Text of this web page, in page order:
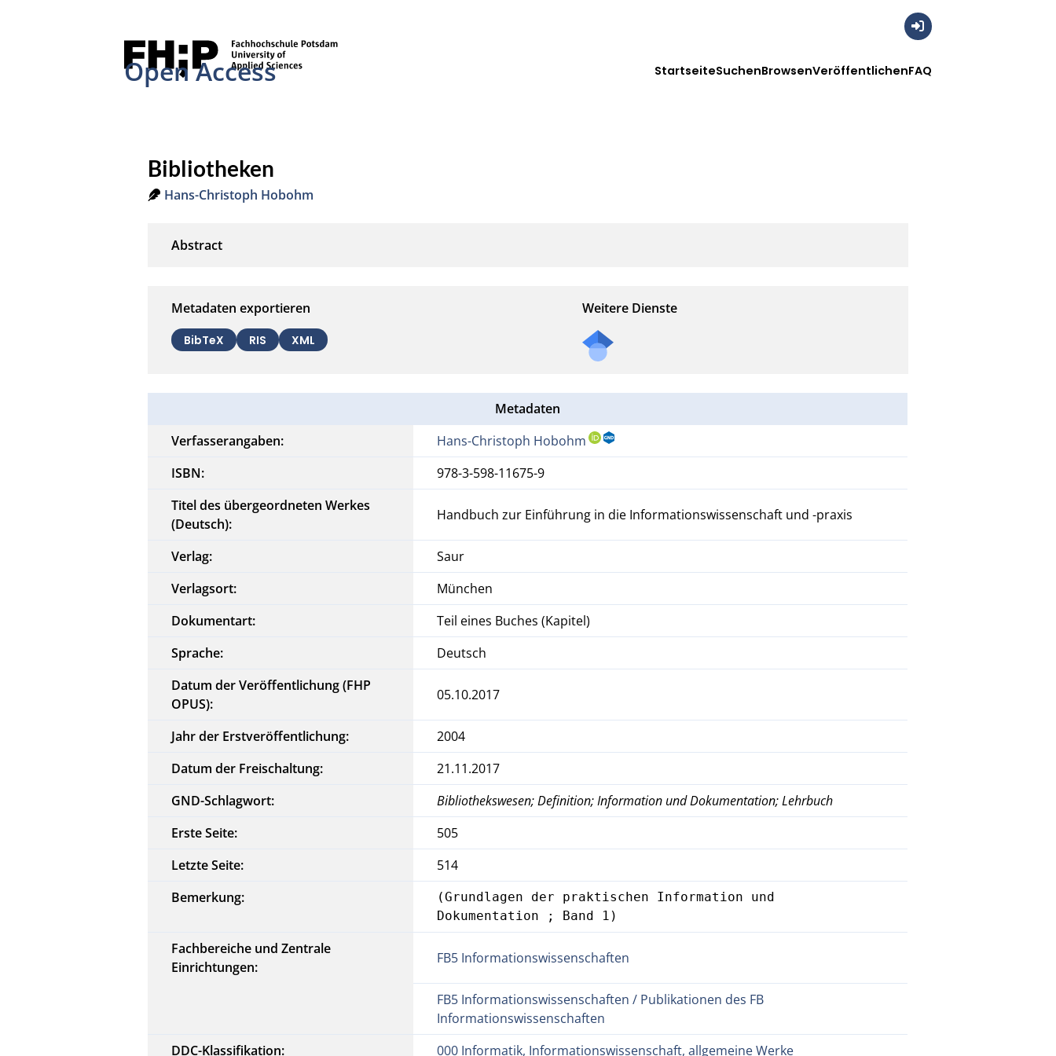
Open Access StartseiteSuchenBrowsenVeröffentlichenFAQ
Bibliotheken
Hans-Christoph Hobohm
Metadaten exportieren
BibTeX RIS XML
Weitere Dienste
Metadaten
Verfasserangaben:
Hans-Christoph Hobohm
ISBN:
978-3-598-11675-9
Titel des übergeordneten Werkes
(Deutsch):
Handbuch zur Einführung in die Informationswissenschaft und -praxis
Verlag:
Saur
Verlagsort:
München
Dokumentart:
Teil eines Buches (Kapitel)
Sprache:
Deutsch
Datum der Veröffentlichung (FHP
OPUS):
05.10.2017
Jahr der Erstveröffentlichung:
2004
Datum der Freischaltung:
21.11.2017
GND-Schlagwort:
Bibliothekswesen; Definition; Information und Dokumentation; Lehrbuch
Erste Seite:
505
Letzte Seite:
514
Bemerkung:
(Grundlagen der praktischen Information und
Dokumentation ; Band 1)
Fachbereiche und Zentrale
Einrichtungen:
FB5 Informationswissenschaften
FB5 Informationswissenschaften / Publikationen des FB
Informationswissenschaften
DDC-Klassifikation:
000 Informatik, Informationswissenschaft, allgemeine Werke